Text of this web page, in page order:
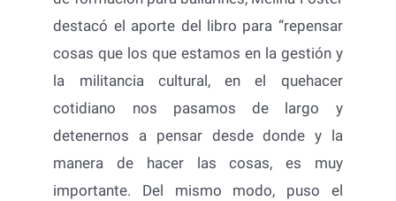
destacó el aporte del libro para “repensar
cosas que los que estamos en la gestión y
la militancia cultural, en el quehacer
cotidiano nos pasamos de largo y
detenernos a pensar desde donde y la
manera de hacer las cosas, es muy
importante. Del mismo modo, puso el